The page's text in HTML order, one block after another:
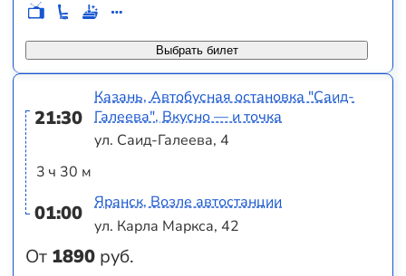
Выбрать билет
21:30
3 ч 30 м
01:00
От 1890 руб.
Казань, Автобусная остановка "Саид-
Галеева", Вкусно — и точка
ул. Саид-Галеева, 4
Яранск, Возле автостанции
ул. Карла Маркса, 42